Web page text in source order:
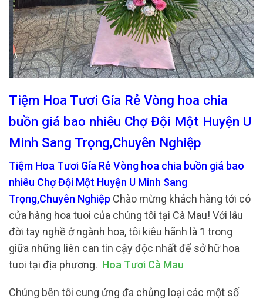
Tiệm Hoa Tươi Gía Rẻ Vòng hoa chia
buồn giá bao nhiêu Chợ Đội Một Huyện U
Minh Sang Trọng,Chuyên Nghiệp
Tiệm Hoa Tươi Gía Rẻ Vòng hoa chia buồn giá bao
nhiêu Chợ Đội Một Huyện U Minh Sang
Trọng,Chuyên Nghiệp Chào mừng khách hàng tới có
cửa hàng hoa tuoi của chúng tôi tại Cà Mau! Với lâu
đời tay nghề ở ngành hoa, tôi kiêu hãnh là 1 trong
giữa những liên can tin cậy độc nhất để sở hữ hoa
tuoi tại địa phương. Hoa Tươi Cà Mau
Chúng bên tôi cung ứng đa chủng loại các một số